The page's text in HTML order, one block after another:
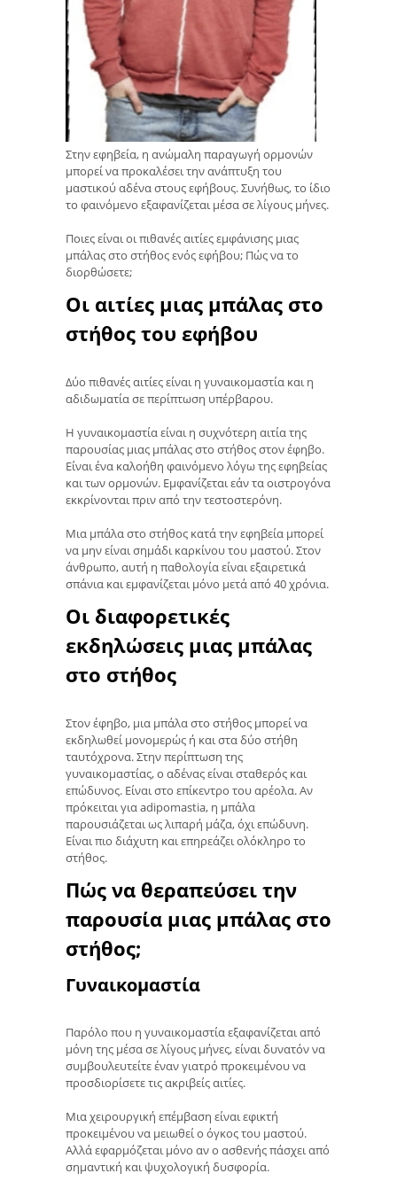
Στην εφηβεία, η ανώμαλη παραγωγή ορμονών
μπορεί να προκαλέσει την ανάπτυξη του
μαστικού αδένα στους εφήβους. Συνήθως, το ίδιο
το φαινόμενο εξαφανίζεται μέσα σε λίγους μήνες.
Ποιες είναι οι πιθανές αιτίες εμφάνισης μιας
μπάλας στο στήθος ενός εφήβου; Πώς να το
διορθώσετε;
Οι αιτίες μιας μπάλας στο
στήθος του εφήβου
Δύο πιθανές αιτίες είναι η γυναικομαστία και η
αδιδωματία σε περίπτωση υπέρβαρου.
Η γυναικομαστία είναι η συχνότερη αιτία της
παρουσίας μιας μπάλας στο στήθος στον έφηβο.
Είναι ένα καλοήθη φαινόμενο λόγω της εφηβείας
και των ορμονών. Εμφανίζεται εάν τα οιστρογόνα
εκκρίνονται πριν από την τεστοστερόνη.
Μια μπάλα στο στήθος κατά την εφηβεία μπορεί
να μην είναι σημάδι καρκίνου του μαστού. Στον
άνθρωπο, αυτή η παθολογία είναι εξαιρετικά
σπάνια και εμφανίζεται μόνο μετά από 40 χρόνια.
Οι διαφορετικές
εκδηλώσεις μιας μπάλας
στο στήθος
Στον έφηβο, μια μπάλα στο στήθος μπορεί να
εκδηλωθεί μονομερώς ή και στα δύο στήθη
ταυτόχρονα. Στην περίπτωση της
γυναικομαστίας, ο αδένας είναι σταθερός και
επώδυνος. Είναι στο επίκεντρο του αρέολα. Αν
πρόκειται για adipomastia, η μπάλα
παρουσιάζεται ως λιπαρή μάζα, όχι επώδυνη.
Είναι πιο διάχυτη και επηρεάζει ολόκληρο το
στήθος.
Πώς να θεραπεύσει την
παρουσία μιας μπάλας στο
στήθος;
Γυναικομαστία
Παρόλο που η γυναικομαστία εξαφανίζεται από
μόνη της μέσα σε λίγους μήνες, είναι δυνατόν να
συμβουλευτείτε έναν γιατρό προκειμένου να
προσδιορίσετε τις ακριβείς αιτίες.
Μια χειρουργική επέμβαση είναι εφικτή
προκειμένου να μειωθεί ο όγκος του μαστού.
Αλλά εφαρμόζεται μόνο αν ο ασθενής πάσχει από
σημαντική και ψυχολογική δυσφορία.